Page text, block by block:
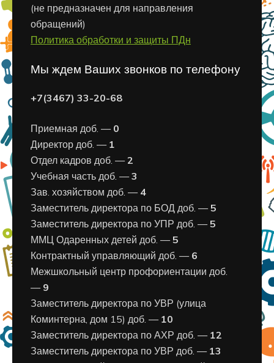
(не предназначен для направления
обращений)
Политика обработки и защиты ПДн
Мы ждем Ваших звонков по телефону
+7(3467) 33-20-68
Приемная доб. — 0
Директор доб. — 1
Отдел кадров доб. —2
Учебная часть доб. —3
Зав. хозяйством доб. — 4
Заместитель директора по БОД доб. —5
Заместитель директора по УПР доб. —5
ММЦ Одаренных детей доб. —5
Контрактный управляющий доб. — 6
Межшкольный центр профориентации доб.
— 9
Заместитель директора по УВР (улица
Коминтерна, дом 15) доб. — 10
Заместитель директора по АХР доб. — 12
Заместитель директора по УВР доб. — 13